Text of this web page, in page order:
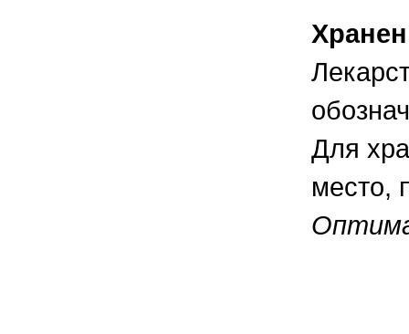
Для
место,